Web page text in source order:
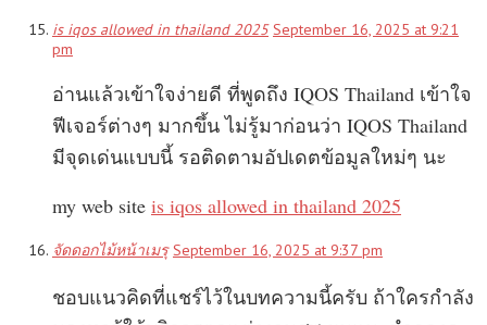
is iqos allowed in thailand 2025 September 16, 2025 at 9:21
pm
อ่านแล้วเข้าใจง่ายดี ที่พูดถึง IQOS Thailand เข้าใจ
ฟีเจอร์ต่างๆ มากขึ้น ไม่รู้มาก่อนว่า IQOS Thailand
มีจุดเด่นแบบนี้ รอติดตามอัปเดตข้อมูลใหม่ๆ นะ
my web site is iqos allowed in thailand 2025
จัดดอกไม้หน้าเมรุ September 16, 2025 at 9:37 pm
ชอบแนวคิดที่แชร์ไว้ในบทความนี้ครับ ถ้าใครกำลัง